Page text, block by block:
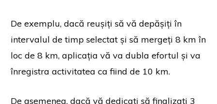
De exemplu, dacă reușiți să vă depășiți în
intervalul de timp selectat și să mergeți 8 km în
loc de 8 km, aplicația vă va dubla efortul și va
înregistra activitatea ca fiind de 10 km.
De asemenea, dacă vă dedicați să finalizați 3